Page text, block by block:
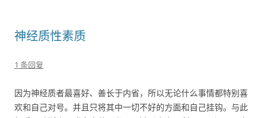
神经质性素质
1 条回复
因为神经质者最喜好、善长于内省，所以无论什么事情都特别喜
欢和自己对号。并且只将其中一切不好的方面和自己挂钩。与此